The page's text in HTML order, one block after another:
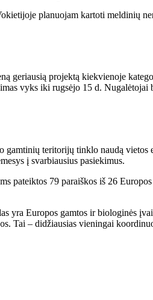
planuojam kartoti meldinių
geriausią projektą kiekvienoje
vyks iki rugsėjo 15 d. Nugalėtojai
gamtinių teritorijų tinklo naudą
į svarbiausius pasiekimus.
pateiktos 79 paraiškos iš 26
yra Europos gamtos ir biologinės
Tai – didžiausias vieningai